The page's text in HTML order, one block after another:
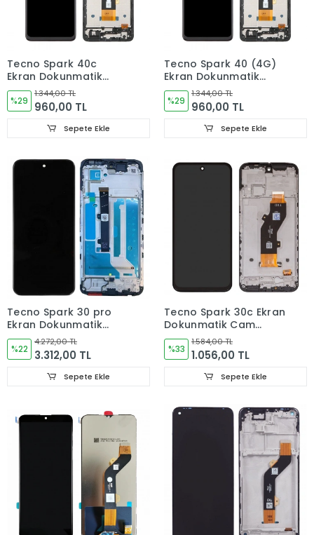
Tecno Spark 40c
Ekran Dokunmatik
Cam ÇITALI
%29
1.344,00 TL
960,00 TL
Sepete Ekle
Tecno Spark 40 (4G)
Ekran Dokunmatik
Cam ÇITALI
%29
1.344,00 TL
960,00 TL
Sepete Ekle
Tecno Spark 30 pro
Ekran Dokunmatik
Cam ÇITALI ORJINAL
%22
4.272,00 TL
3.312,00 TL
Sepete Ekle
Tecno Spark 30c Ekran
Dokunmatik Cam
ÇITALI
%33
1.584,00 TL
1.056,00 TL
Sepete Ekle